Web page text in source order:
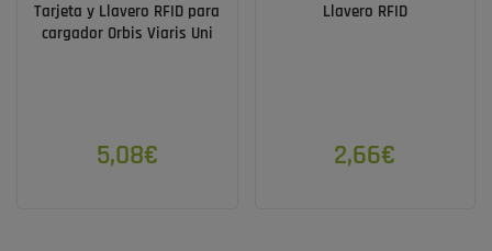
Tarjeta y Llavero RFID para
cargador Orbis Viaris Uni
5,08€
Llavero RFID
2,66€